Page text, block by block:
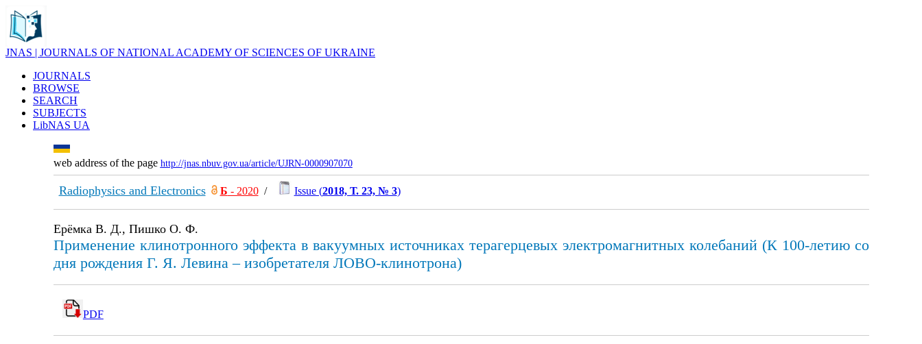
JNAS | JOURNALS OF NATIONAL ACADEMY OF SCIENCES OF UKRAINE
JOURNALS
BROWSE
SEARCH
SUBJECTS
LibNAS UA
web address of the page http://jnas.nbuv.gov.ua/article/UJRN-0000907070
Radiophysics and Electronics Б - 2020/ Issue (2018, Т. 23, № 3)
Ерёмка В. Д., Пишко О. Ф.
Применение клинотронного эффекта в вакуумных источниках терагерцевых электромагнитных колебаний (К 100-летию со
дня рождения Г. Я. Левина – изобретателя ЛОВО-клинотрона)
PDF